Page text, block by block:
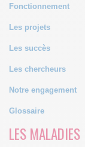
Fonctionnement
Les projets
Les succès
Les chercheurs
Notre engagement
Glossaire
LES MALADIES